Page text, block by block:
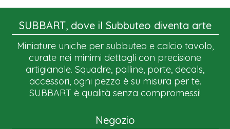
SUBBART, dove il Subbuteo diventa arte
Miniature uniche per subbuteo e calcio tavolo,
curate nei minimi dettagli con precisione
artigianale. Squadre, palline, porte, decals,
accessori, ogni pezzo è su misura per te.
SUBBART è qualità senza compromessi!
Negozio